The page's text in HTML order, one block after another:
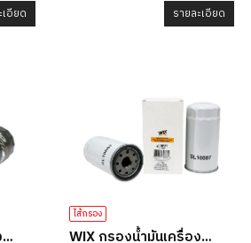
เอียด รายละเอียด
ไส้กรอง
WIX กรองน้ำมันเครื่อง